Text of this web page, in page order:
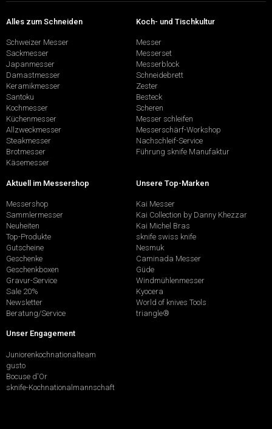
Alles zum Schneiden
Schweizer Messer
Sackmesser
Japanmesser
Damastmesser
Keramikmesser
Santoku
Kochmesser
Küchenmesser
Allzweckmesser
Steakmesser
Brotmesser
Käsemesser
Koch- und Tischkultur
Messer
Messerset
Messerblock
Schneidebrett
Zester
Besteck
Scheren
Messer schleifen
Messerschärf-Workshop
Nachschleif-Service
Führung sknife Manufaktur
Aktuell im Messershop
Messershop
Sammlermesser
Neuheiten
Top-Produkte
Gutscheine
Geschenke
Geschenkboxen
Gravur-Service
Sale 20%
Newsletter
Beratung/Service
Unsere Top-Marken
Kai Messer
Kai Collection by Danny Khezzar
Kai Michel Bras
sknife swiss knife
Nesmuk
Caminada Messer
Güde
Windmühlenmesser
Kyocera
World of knives Tools
triangle®
Unser Engagement
Juniorenkochnationalteam
gusto
Bocuse d'Or
sknife-Kochnationalmannschaft